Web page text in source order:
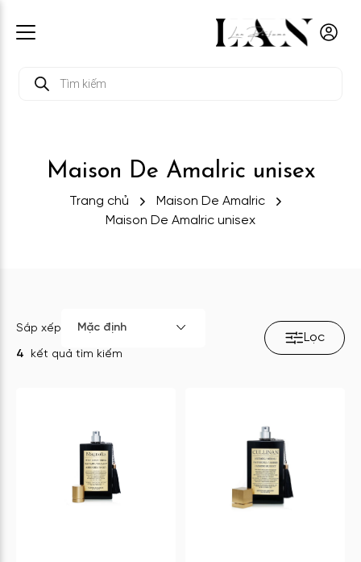
kiếm
Maison De Amalric unisex
Trang chủ
Maison De Amalric
Maison De Amalric unisex
Lọc
Sắp xếp Mặc định
4 kết quả tìm kiếm